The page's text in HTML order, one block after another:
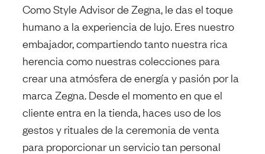
Como Style Advisor de Zegna, le das el toque
humano a la experiencia de lujo. Eres nuestro
embajador, compartiendo tanto nuestra rica
herencia como nuestras colecciones para
crear una atmósfera de energía y pasión por la
marca Zegna. Desde el momento en que el
cliente entra en la tienda, haces uso de los
gestos y rituales de la ceremonia de venta
para proporcionar un servicio tan personal